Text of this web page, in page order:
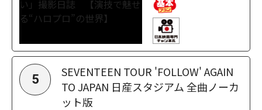
5
SEVENTEEN TOUR 'FOLLOW' AGAIN
TO JAPAN 日産スタジアム 全曲ノーカ
ット版